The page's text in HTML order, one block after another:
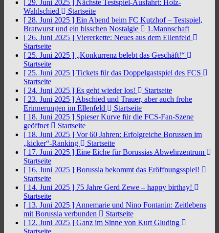
[ 29. Juni 2025 ] Nächste Testspiel-Ausfahrt: Holz-
Wahlschied
Startseite
[ 28. Juni 2025 ] Ein Abend beim FC Kutzhof – Testspiel,
Bratwurst und ein bisschen Nostalgie
1.Mannschaft
[ 26. Juni 2025 ] Viererkette: Neues aus dem Ellenfeld
Startseite
[ 25. Juni 2025 ] „Konkurrenz belebt das Geschäft!“
Startseite
[ 25. Juni 2025 ] Tickets für das Doppelgastspiel des FCS
Startseite
[ 24. Juni 2025 ] Es geht wieder los!
Startseite
[ 23. Juni 2025 ] Abschied und Trauer, aber auch frohe
Erinnerungen im Ellenfeld
Startseite
[ 18. Juni 2025 ] Spieser Kurve für die FCS-Fan-Szene
geöffnet
Startseite
[ 18. Juni 2025 ] Vor 60 Jahren: Erfolgreiche Borussen im
„kicker“-Ranking
Startseite
[ 17. Juni 2025 ] Eine Eiche für Borussias Abwehrzentrum
Startseite
[ 16. Juni 2025 ] Borussia bekommt das Eröffnungsspiel!
Startseite
[ 14. Juni 2025 ] 75 Jahre Gerd Zewe – happy birthay!
Startseite
[ 13. Juni 2025 ] Annemarie und Nino Fontanin: Zeitlebens
mit Borussia verbunden
Startseite
[ 12. Juni 2025 ] Ganz im Sinne von Kurt Gluding
Startseite